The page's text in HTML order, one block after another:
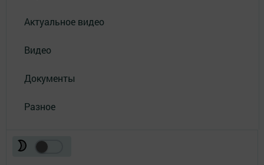
Актуальное видео
Видео
Документы
Разное